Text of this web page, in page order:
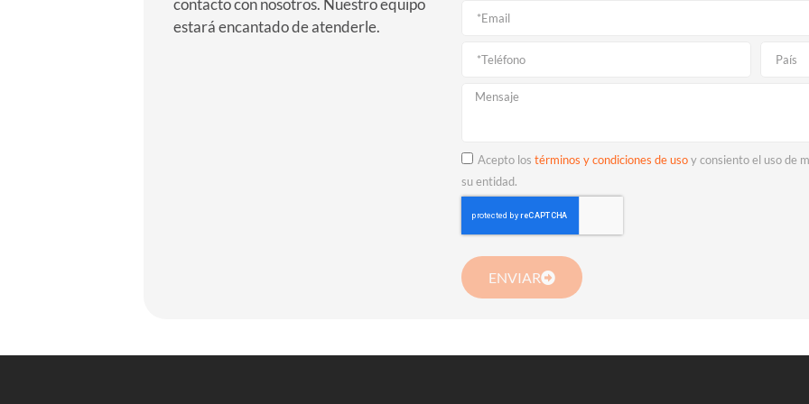
contacto con nosotros. Nuestro equipo
estará encantado de atenderle.
Acepto los términos y condiciones de usoy consiento el uso de
su entidad.
ENVIAR